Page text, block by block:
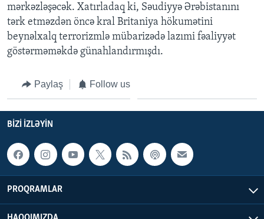
Dillər
mərkəzləşəcək. Xatırladaq ki, Səudiyyə Ərəbistanını
tərk etməzdən öncə kral Britaniya hökumətini
beynəlxalq terrorizmlə mübarizədə lazımi fəaliyyət
göstərməməkdə günahlandırmışdı.
Paylaş Follow us
BIZI IZLƏYIN
PROQRAMLAR